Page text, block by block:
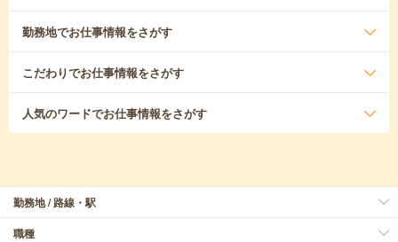
勤務地でお仕事情報をさがす
こだわりでお仕事情報をさがす
人気のワードでお仕事情報をさがす
勤務地 / 路線・駅
職種